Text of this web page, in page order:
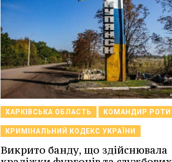
ХАРКІВСЬКА ОБЛАСТЬ КОМАНДИР РОТИ
КРИМІНАЛЬНИЙ КОДЕКС УКРАЇНИ
Викрито банду, що здійснювала